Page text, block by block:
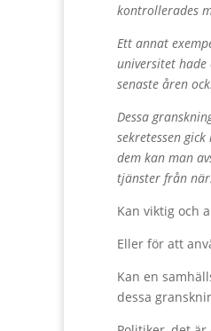
kontrollerades
Ett annat
universitet
senaste åren
Dessa
sekretessen
dem kan man
tjänster från
Kan viktig och
Eller för att
Kan en
dessa